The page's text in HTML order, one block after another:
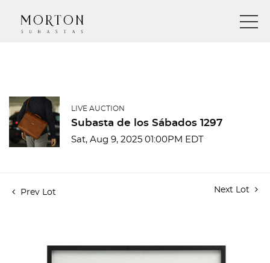
LIVE AUCTION
Subasta de los Sábados 1297
Sat, Aug 9, 2025 01:00PM EDT
Prev Lot Next Lot